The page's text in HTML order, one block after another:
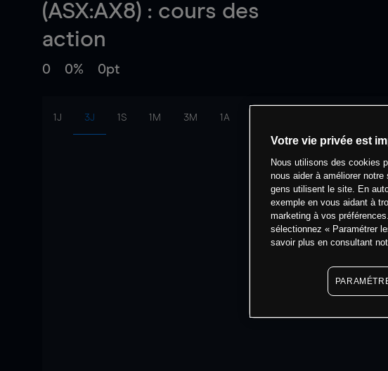
(ASX:AX8) : cours des
action
0 0% 0pt
1J 3J 1S 1M 3M 1A
Votre vie privée est
Nous utilisons des cookies
nous aider à améliorer
gens utilisent le site. En
exemple en vous aidant à
marketing à vos
sélectionnez « Paramétrer
savoir plus en consultant